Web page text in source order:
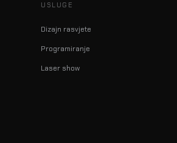
USLUGE
Dizajn rasvjete
Programiranje
Laser show